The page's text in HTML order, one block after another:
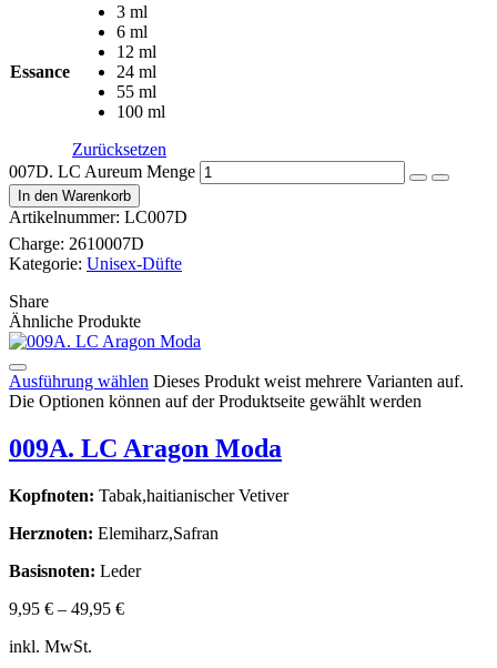
Essance
3 ml
6 ml
12 ml
24 ml
55 ml
100 ml
Zurücksetzen
007D. LC Aureum Menge
In den Warenkorb
Artikelnummer: LC007D
Charge: 2610007D
Kategorie: Unisex-Düfte
Share
Ähnliche Produkte
Ausführung wählen Dieses Produkt weist mehrere Varianten auf.
Die Optionen können auf der Produktseite gewählt werden
009A. LC Aragon Moda
Kopfnoten: Tabak,haitianischer Vetiver
Herznoten: Elemiharz,Safran
Basisnoten: Leder
9,95 € – 49,95 €
inkl. MwSt.